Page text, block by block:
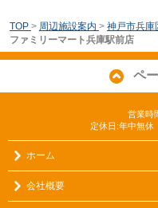
TOP > 周辺施設案内 > 神戸市兵庫
ファミリーマート兵庫駅前店
ペ
営業時
定休日:年中無休
ホーム
会社概要